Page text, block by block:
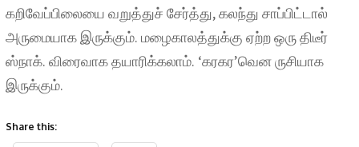
கறிவேப்பிலையை வறுத்துச் சேர்த்து, கலந்து சாப்பிட்டால்
அருமையாக இருக்கும். மழைகாலத்துக்கு ஏற்ற ஒரு திடீர்
ஸ்நாக். விரைவாக தயாரிக்கலாம். ‘கரகர’வென ருசியாக
இருக்கும்.
Share this: